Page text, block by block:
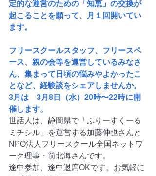
定的な運営のための「知恵」の交換が
起こることを願って、月１回開いてい
ます。
フリースクールスタッフ、フリースペ
ース、親の会等を運営しているみなさ
ん、集まって日頃の悩みやよかったこ
となど、経験談をシェアしませんか。
3月は　3月8日（水）20時〜22時に開
催します。
世話人は、静岡県で「ふりーすくーる
ミチシル」を運営する加藤伸也さんと
NPO法人フリースクール全国ネットワ
ーク理事・前北海さんです。
途中参加、途中退席OKです。お気軽に